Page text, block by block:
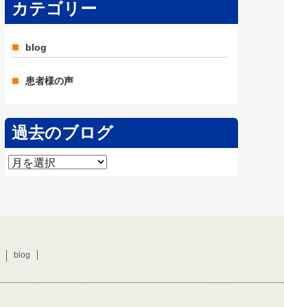
カテゴリー
blog
患者様の声
過去のブログ
過
blog